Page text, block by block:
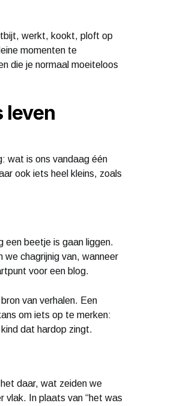
werkt, kookt, ploft op
momenten te
die je normaal moeiteloos
leven
wat is ons vandaag één
ook iets heel kleins, zoals
een beetje is gaan liggen.
chagrijnig van, wanneer
voor een blog.
van verhalen. Een
om iets op te merken:
dat hardop zingt.
daar, wat zeiden we
vlak. In plaats van “het was